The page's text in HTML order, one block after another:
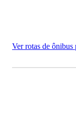
Ver rotas de